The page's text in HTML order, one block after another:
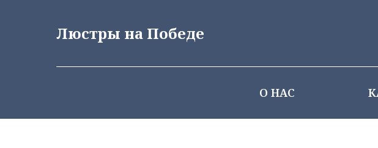
Люстры на Победе
О НАС